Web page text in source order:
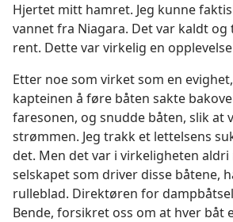
Hjertet mitt hamret. Jeg kunne
vannet fra Niagara. Det var kaldt og
rent. Dette var virkelig en
Etter noe som virket som en
kapteinen å føre båten sakte
faresonen, og snudde båten, slik at
strømmen. Jeg trakk et lettelsens
det. Men det var i virkeligheten aldri
selskapet som driver disse båtene,
rulleblad. Direktøren for
Bende, forsikret oss om at hver båt